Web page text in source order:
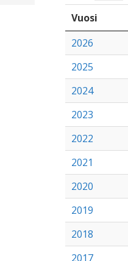
Vuosi
2026
2025
2024
2023
2022
2021
2020
2019
2018
2017